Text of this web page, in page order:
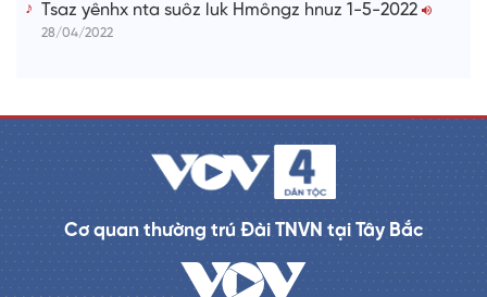
Tsaz yênhx nta suôz luk Hmôngz hnuz 1-5-2022
28/04/2022
Cơ quan thường trú Đài TNVN tại Tây Bắc